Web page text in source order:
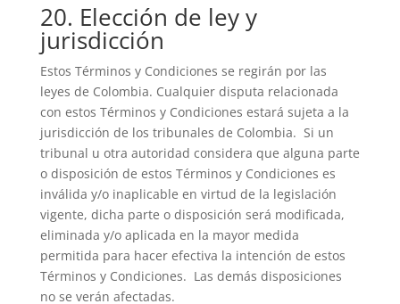
20. Elección de ley y
jurisdicción
Estos Términos y Condiciones se regirán por las
leyes de Colombia. Cualquier disputa relacionada
con estos Términos y Condiciones estará sujeta a la
jurisdicción de los tribunales de Colombia. Si un
tribunal u otra autoridad considera que alguna parte
o disposición de estos Términos y Condiciones es
inválida y/o inaplicable en virtud de la legislación
vigente, dicha parte o disposición será modificada,
eliminada y/o aplicada en la mayor medida
permitida para hacer efectiva la intención de estos
Términos y Condiciones. Las demás disposiciones
no se verán afectadas.